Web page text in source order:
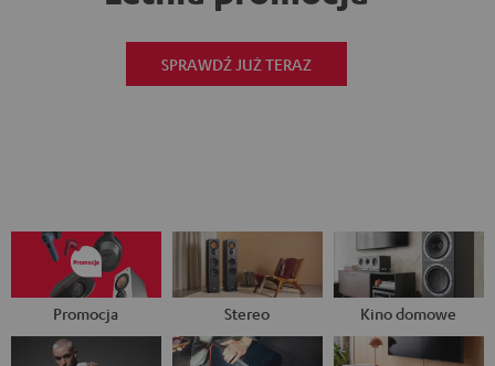
SPRAWDŹ JUŻ TERAZ
Promocja Stereo Kino domowe